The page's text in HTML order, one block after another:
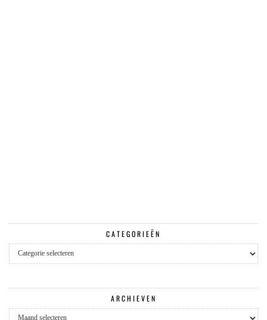
CATEGORIEËN
Categorieën
ARCHIEVEN
Archieven